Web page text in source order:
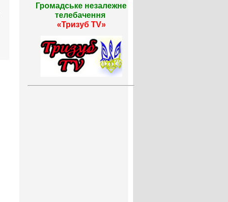
Громадське незалежне
телебачення
«Тризуб TV»